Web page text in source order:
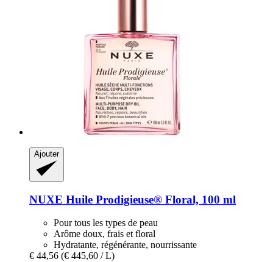
Ajouter
NUXE Huile Prodigieuse® Floral, 100 ml
Pour tous les types de peau
Arôme doux, frais et floral
Hydratante, régénérante, nourrissante
€ 44,56 (€ 445,60 / L)